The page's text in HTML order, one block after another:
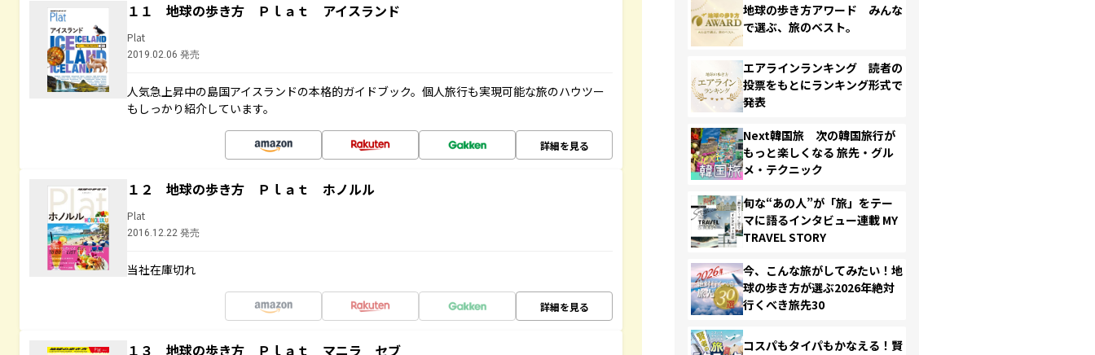
１１ 地球の歩き方 Ｐｌａｔ アイスランド
Plat
2019.02.06 発売
人気急上昇中の島国アイスランドの本格的ガイドブック。個人旅行も実現可能な旅のハウツー
もしっかり紹介しています。
詳細を見る
１２ 地球の歩き方 Ｐｌａｔ ホノルル
Plat
2016.12.22 発売
当社在庫切れ
詳細を見る
１３ 地球の歩き方 Ｐｌａｔ マニラ セブ
地球の歩き方アワード みんな
で選ぶ、旅のベスト。
エアラインランキング 読者の
投票をもとにランキング形式で
発表
Next韓国旅 次の韓国旅行が
もっと楽しくなる 旅先・グル
メ・テクニック
旬な“あの人”が「旅」をテー
マに語るインタビュー連載 MY
TRAVEL STORY
今、こんな旅がしてみたい！地
球の歩き方が選ぶ2026年絶対
行くべき旅先30
コスパもタイパもかなえる！賢